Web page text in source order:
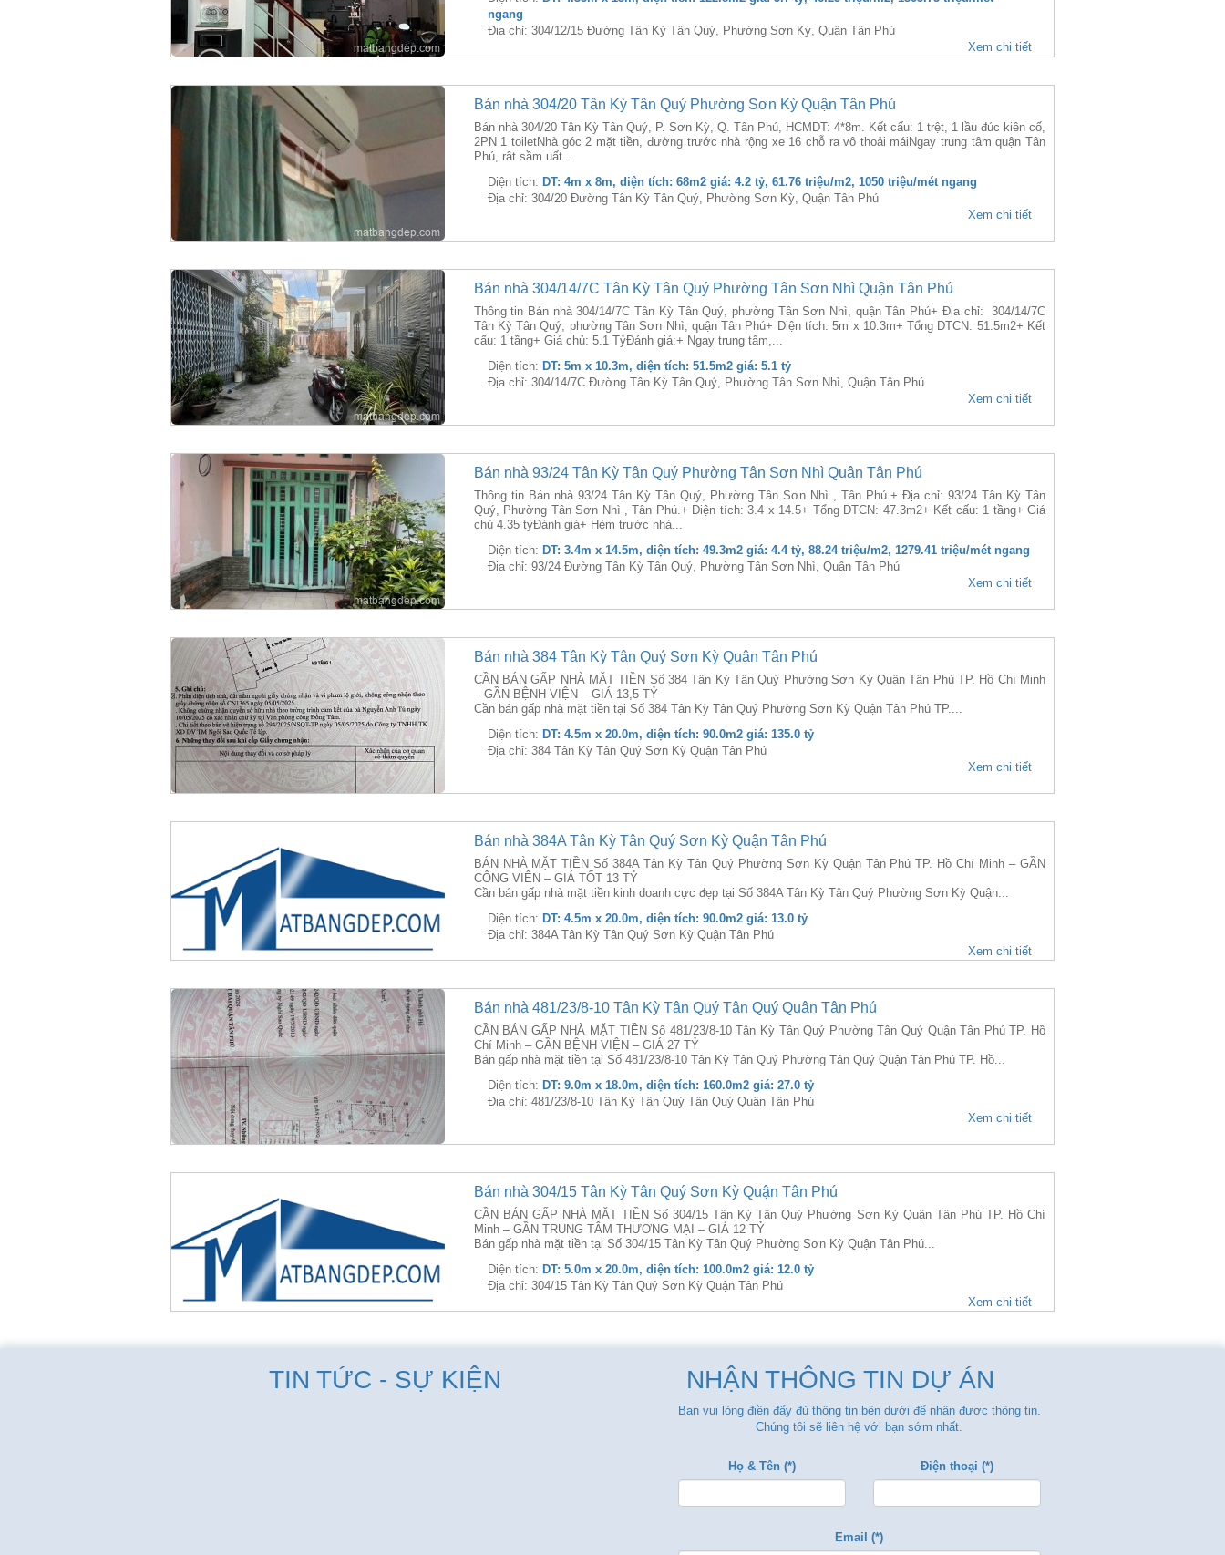
ngang
Địa chỉ: 304/12/15 Đường Tân Kỳ Tân Quý, Phường Sơn Kỳ, Quận Tân Phú
Xem chi tiết
Bán nhà 304/20 Tân Kỳ Tân Quý Phường Sơn Kỳ Quận Tân Phú
Bán nhà 304/20 Tân Kỳ Tân Quý, P. Sơn Kỳ, Q. Tân Phú, HCMDT: 4*8m. Kết cấu: 1 trệt, 1 lầu đúc kiên cố,
2PN 1 toiletNhà góc 2 mặt tiền, đường trước nhà rộng xe 16 chỗ ra vô thoải máiNgay trung tâm quận Tân
Phú, rât sầm uất...
Diện tích: DT: 4m x 8m, diện tích: 68m2 giá: 4.2 tỷ, 61.76 triệu/m2, 1050 triệu/mét ngang
Địa chỉ: 304/20 Đường Tân Kỳ Tân Quý, Phường Sơn Kỳ, Quận Tân Phú
Xem chi tiết
Bán nhà 304/14/7C Tân Kỳ Tân Quý Phường Tân Sơn Nhì Quận Tân Phú
Thông tin Bán nhà 304/14/7C Tân Kỳ Tân Quý, phường Tân Sơn Nhì, quận Tân Phú+ Địa chỉ: 304/14/7C
Tân Kỳ Tân Quý, phường Tân Sơn Nhì, quận Tân Phú+ Diện tích: 5m x 10.3m+ Tổng DTCN: 51.5m2+ Kết
cấu: 1 tầng+ Giá chủ: 5.1 TỷĐánh giá:+ Ngay trung tâm,...
Diện tích: DT: 5m x 10.3m, diện tích: 51.5m2 giá: 5.1 tỷ
Địa chỉ: 304/14/7C Đường Tân Kỳ Tân Quý, Phường Tân Sơn Nhì, Quận Tân Phú
Xem chi tiết
Bán nhà 93/24 Tân Kỳ Tân Quý Phường Tân Sơn Nhì Quận Tân Phú
Thông tin Bán nhà 93/24 Tân Kỳ Tân Quý, Phường Tân Sơn Nhì , Tân Phú.+ Địa chỉ: 93/24 Tân Kỳ Tân
Quý, Phường Tân Sơn Nhì , Tân Phú.+ Diện tích: 3.4 x 14.5+ Tổng DTCN: 47.3m2+ Kết cấu: 1 tầng+ Giá
chủ 4.35 tỷĐánh giá+ Hẻm trước nhà...
Diện tích: DT: 3.4m x 14.5m, diện tích: 49.3m2 giá: 4.4 tỷ, 88.24 triệu/m2, 1279.41 triệu/mét ngang
Địa chỉ: 93/24 Đường Tân Kỳ Tân Quý, Phường Tân Sơn Nhì, Quận Tân Phú
Xem chi tiết
Bán nhà 384 Tân Kỳ Tân Quý Sơn Kỳ Quận Tân Phú
CẦN BÁN GẤP NHÀ MẶT TIỀN Số 384 Tân Kỳ Tân Quý Phường Sơn Kỳ Quận Tân Phú TP. Hồ Chí Minh
– GẦN BỆNH VIỆN – GIÁ 13,5 TỶ
Cần bán gấp nhà mặt tiền tại Số 384 Tân Kỳ Tân Quý Phường Sơn Kỳ Quận Tân Phú TP....
Diện tích: DT: 4.5m x 20.0m, diện tích: 90.0m2 giá: 135.0 tỷ
Địa chỉ: 384 Tân Kỳ Tân Quý Sơn Kỳ Quận Tân Phú
Xem chi tiết
Bán nhà 384A Tân Kỳ Tân Quý Sơn Kỳ Quận Tân Phú
BÁN NHÀ MẶT TIỀN Số 384A Tân Kỳ Tân Quý Phường Sơn Kỳ Quận Tân Phú TP. Hồ Chí Minh – GẦN
CÔNG VIÊN – GIÁ TỐT 13 TỶ
Cần bán gấp nhà mặt tiền kinh doanh cực đẹp tại Số 384A Tân Kỳ Tân Quý Phường Sơn Kỳ Quận...
Diện tích: DT: 4.5m x 20.0m, diện tích: 90.0m2 giá: 13.0 tỷ
Địa chỉ: 384A Tân Kỳ Tân Quý Sơn Kỳ Quận Tân Phú
Xem chi tiết
Bán nhà 481/23/8-10 Tân Kỳ Tân Quý Tân Quý Quận Tân Phú
CẦN BÁN GẤP NHÀ MẶT TIỀN Số 481/23/8-10 Tân Kỳ Tân Quý Phường Tân Quý Quận Tân Phú TP. Hồ
Chí Minh – GẦN BỆNH VIỆN – GIÁ 27 TỶ
Bán gấp nhà mặt tiền tại Số 481/23/8-10 Tân Kỳ Tân Quý Phường Tân Quý Quận Tân Phú TP. Hồ...
Diện tích: DT: 9.0m x 18.0m, diện tích: 160.0m2 giá: 27.0 tỷ
Địa chỉ: 481/23/8-10 Tân Kỳ Tân Quý Tân Quý Quận Tân Phú
Xem chi tiết
Bán nhà 304/15 Tân Kỳ Tân Quý Sơn Kỳ Quận Tân Phú
CẦN BÁN GẤP NHÀ MẶT TIỀN Số 304/15 Tân Kỳ Tân Quý Phường Sơn Kỳ Quận Tân Phú TP. Hồ Chí
Minh – GẦN TRUNG TÂM THƯƠNG MẠI – GIÁ 12 TỶ
Bán gấp nhà mặt tiền tại Số 304/15 Tân Kỳ Tân Quý Phường Sơn Kỳ Quận Tân Phú...
Diện tích: DT: 5.0m x 20.0m, diện tích: 100.0m2 giá: 12.0 tỷ
Địa chỉ: 304/15 Tân Kỳ Tân Quý Sơn Kỳ Quận Tân Phú
Xem chi tiết
TIN TỨC - SỰ KIỆN NHẬN THÔNG TIN DỰ ÁN
Bạn vui lòng điền đẩy đủ thông tin bên dưới để nhận được thông tin.
Chúng tôi sẽ liên hệ với bạn sớm nhất.
Họ & Tên (*) Điện thoại (*)
Email (*)